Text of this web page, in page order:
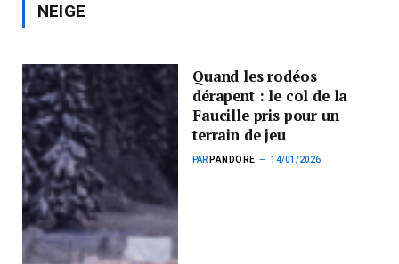
NEIGE
Quand les rodéos
dérapent : le col de la
Faucille pris pour un
terrain de jeu
PAR PANDORE 14/01/2026